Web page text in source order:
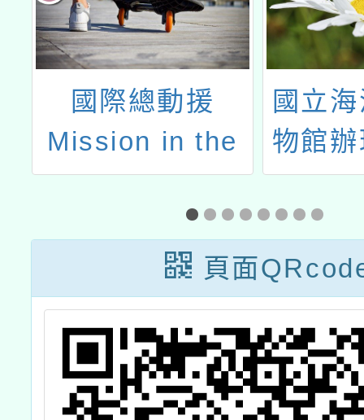
式
國立海洋科技博
物館辦理「海洋
及環境教育素養
資源運用工作坊
6~9」簡章
財
童
會
務
兒
理
頁面